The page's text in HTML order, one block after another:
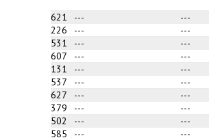
621 ---
---
226
---
---
531
---
---
607
---
---
131
---
---
537
---
---
627
---
---
379
---
---
502
---
---
585
---
---